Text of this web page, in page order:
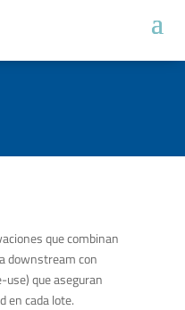
que combinan
downstream con
que aseguran
en cada lote.